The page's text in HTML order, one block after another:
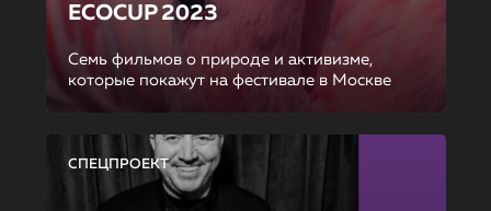
ECOCUP 2023
Семь фильмов о природе и активизме,
которые покажут на фестивале в Москве
СПЕЦПРОЕКТ